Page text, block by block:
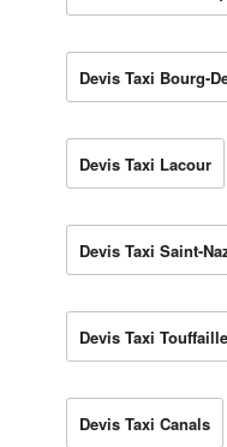
Devis Taxi Bourg-
Devis Taxi Lacour
Devis Taxi Saint-
Devis Taxi
Devis Taxi Canals